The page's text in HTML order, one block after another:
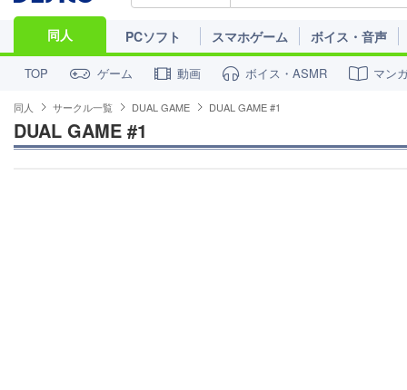
同人 PCソフト スマホゲーム ボイス・音声
TOP ゲーム 動画 ボイス・ASMR マン
同人 サークル一覧 DUAL GAME DUAL GAME #1
DUAL GAME #1